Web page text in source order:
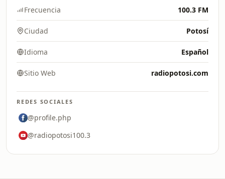
Frecuencia 100.3 FM
Ciudad Potosí
Idioma Español
Sitio Web radiopotosi.com
REDES SOCIALES
@profile.php
@radiopotosi100.3